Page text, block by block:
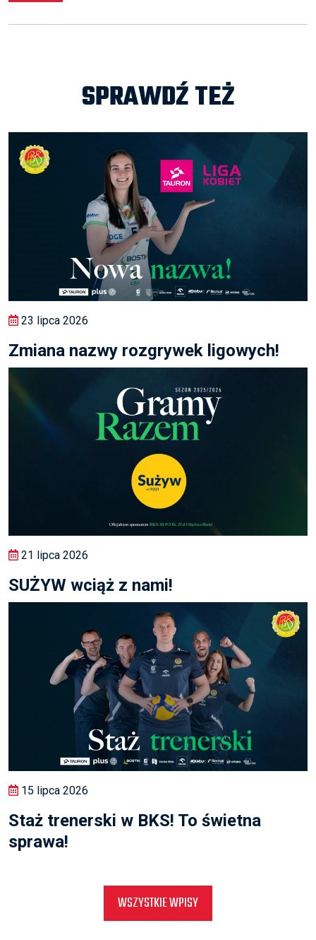
SPRAWDŹ TEŻ
23 lipca 2026
Zmiana nazwy rozgrywek ligowych!
21 lipca 2026
SUŻYW wciąż z nami!
15 lipca 2026
Staż trenerski w BKS! To świetna
sprawa!
WSZYSTKIE WPISY